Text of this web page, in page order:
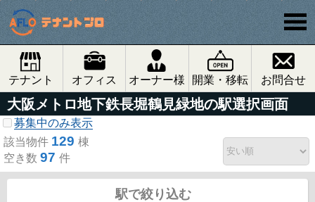
テナント オフィス オーナー様 開業・移転 お問合せ
大阪メトロ地下鉄長堀鶴見緑地の駅選択画面
募集中のみ表示
該当物件 129 棟
空き数 97 件
駅で絞り込む